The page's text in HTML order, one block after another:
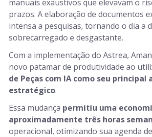
manuais exaustivos que elevavam o
prazos. A elaboração de documentos
intensa a pesquisas, tornando o dia a
sobrecarregado e desgastante.
Com a implementação do Astrea,
novo patamar de produtividade ao
de Peças com IA como seu principal
estratégico.
Essa mudança permitiu uma
aproximadamente três horas
operacional, otimizando sua agenda